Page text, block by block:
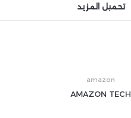
تحميل المزيد
amazon
AMAZON TECH